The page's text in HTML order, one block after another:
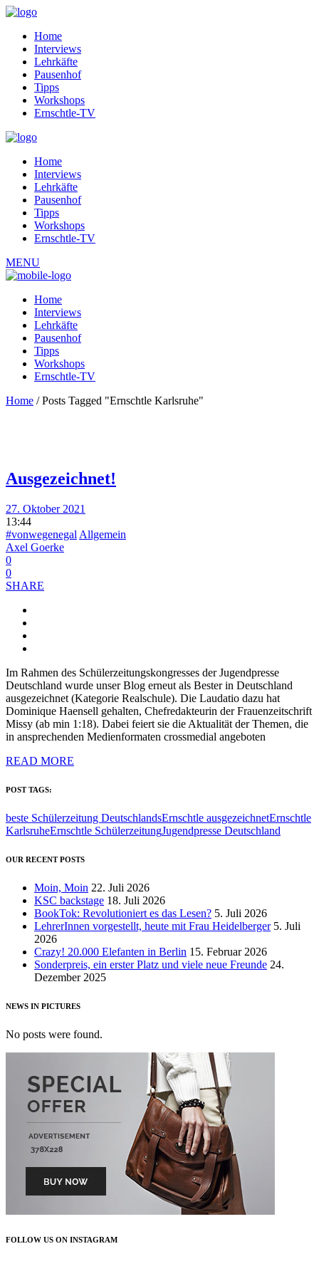
Home
Interviews
Lehrkäfte
Pausenhof
Tipps
Workshops
Ernschtle-TV
Home
Interviews
Lehrkäfte
Pausenhof
Tipps
Workshops
Ernschtle-TV
MENU
Home
Interviews
Lehrkäfte
Pausenhof
Tipps
Workshops
Ernschtle-TV
Home /Posts Tagged "Ernschtle Karlsruhe"
Ausgezeichnet!
27. Oktober 2021
13:44
#vonwegenegal Allgemein
Axel Goerke
0
0
SHARE
Im Rahmen des Schülerzeitungskongresses der Jugendpresse
Deutschland wurde unser Blog erneut als Bester in Deutschland
ausgezeichnet (Kategorie Realschule). Die Laudatio dazu hat
Dominique Haensell gehalten, Chefredakteurin der Frauenzeitschrift
Missy (ab min 1:18). Dabei feiert sie die Aktualität der Themen, die
in ansprechenden Medienformaten crossmedial angeboten
READ MORE
POST TAGS:
beste Schülerzeitung DeutschlandsErnschtle ausgezeichnetErnschtle
KarlsruheErnschtle SchülerzeitungJugendpresse Deutschland
OUR RECENT POSTS
Moin, Moin 22. Juli 2026
KSC backstage 18. Juli 2026
BookTok: Revolutioniert es das Lesen? 5. Juli 2026
LehrerInnen vorgestellt, heute mit Frau Heidelberger 5. Juli
2026
Crazy! 20.000 Elefanten in Berlin 15. Februar 2026
Sonderpreis, ein erster Platz und viele neue Freunde 24.
Dezember 2025
NEWS IN PICTURES
No posts were found.
FOLLOW US ON INSTAGRAM